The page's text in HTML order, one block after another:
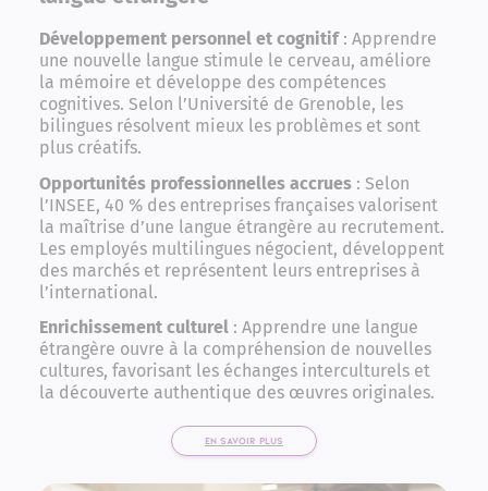
Développement personnel et cognitif: Apprendre
une nouvelle langue stimule le cerveau, améliore
la mémoire et développe des compétences
cognitives. Selon l’Université de Grenoble, les
bilingues résolvent mieux les problèmes et sont
plus créatifs.
Opportunités professionnelles accrues : Selon
l’INSEE, 40 % des entreprises françaises valorisent
la maîtrise d’une langue étrangère au recrutement.
Les employés multilingues négocient, développent
des marchés et représentent leurs entreprises à
l’international.
Enrichissement culturel : Apprendre une langue
étrangère ouvre à la compréhension de nouvelles
cultures, favorisant les échanges interculturels et
la découverte authentique des œuvres originales.
EN SAVOIR PLUS